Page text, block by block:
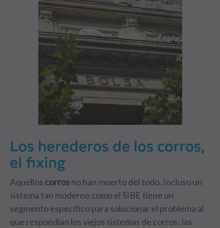
Los herederos de los corros,
el fixing
Aquellos corrosno han muerto del todo. Incluso un
sistema tan moderno como el SIBE tiene un
segmento específico para solucionar el problema al
que respondían los viejos sistemas de corros: las